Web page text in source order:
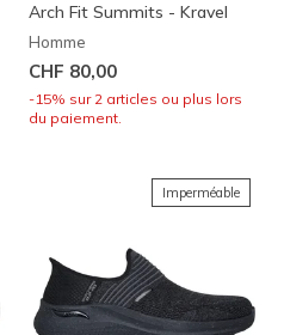
Arch Fit Summits - Kravel
Homme
CHF 80,00
-15% sur 2 articles ou plus lors
du paiement.
Imperméable